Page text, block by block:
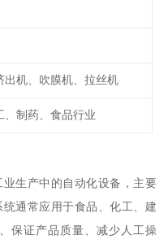
出机、吹膜机、拉丝机
、制药、食品行业
生产中的自动化设备，主要
通常应用于食品、化工、建
保证产品质量、减少人工操